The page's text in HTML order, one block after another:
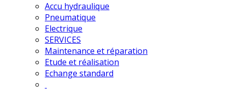
Accu hydraulique
Pneumatique
Electrique
SERVICES
Maintenance et réparation
Etude et réalisation
Echange standard